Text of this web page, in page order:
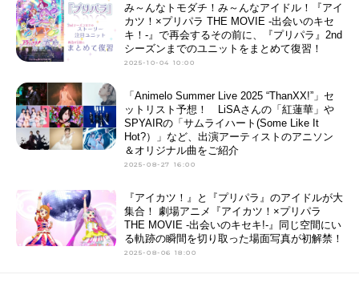
み～んなトモダチ！み～んなアイドル！『アイ
カツ！×プリパラ THE MOVIE -出会いのキセ
キ！-』で再会するその前に、『プリパラ』2nd
シーズンまでのユニットをまとめて復習！
2025-10-04 10:00
「Animelo Summer Live 2025 “ThanXX!”」セ
ットリスト予想！ LiSAさんの「紅蓮華」や
SPYAIRの「サムライハート(Some Like It
Hot?）」など、出演アーティストのアニソン
＆オリジナル曲をご紹介
2025-08-27 16:00
『アイカツ！』と『プリパラ』のアイドルが大
集合！ 劇場アニメ『アイカツ！×プリパラ
THE MOVIE -出会いのキセキ!-』同じ空間にい
る軌跡の瞬間を切り取った場面写真が初解禁！
2025-08-06 18:00